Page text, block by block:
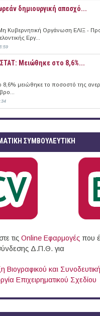
δημιουργική απασχό...
Κυβερνητική Οργάνωση ΕΛΙΞ -
Εργ...
Μειώθηκε στο 8,6%...
8,6% μειώθηκε το ποσοστό της
ΣΥΜΒΟΥΛΕΥΤΙΚΉ
τις Online Eφαρμογές που
Δ.Π.Θ. για
Βιογραφικού και
Επιχειρηματικού Σχεδίου